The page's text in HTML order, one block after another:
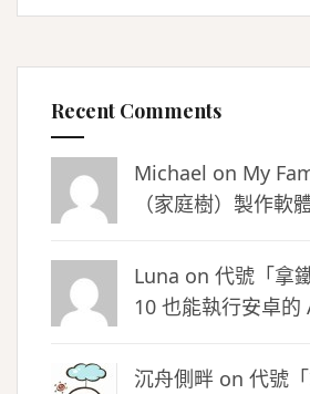
Recent Comments
Michael on My
（家庭樹）製作軟
Luna on 代號「拿
10 也能執行安卓的
沉舟側畔 on 代號